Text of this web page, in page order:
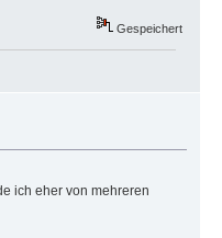
Gespeichert
ich eher von mehreren